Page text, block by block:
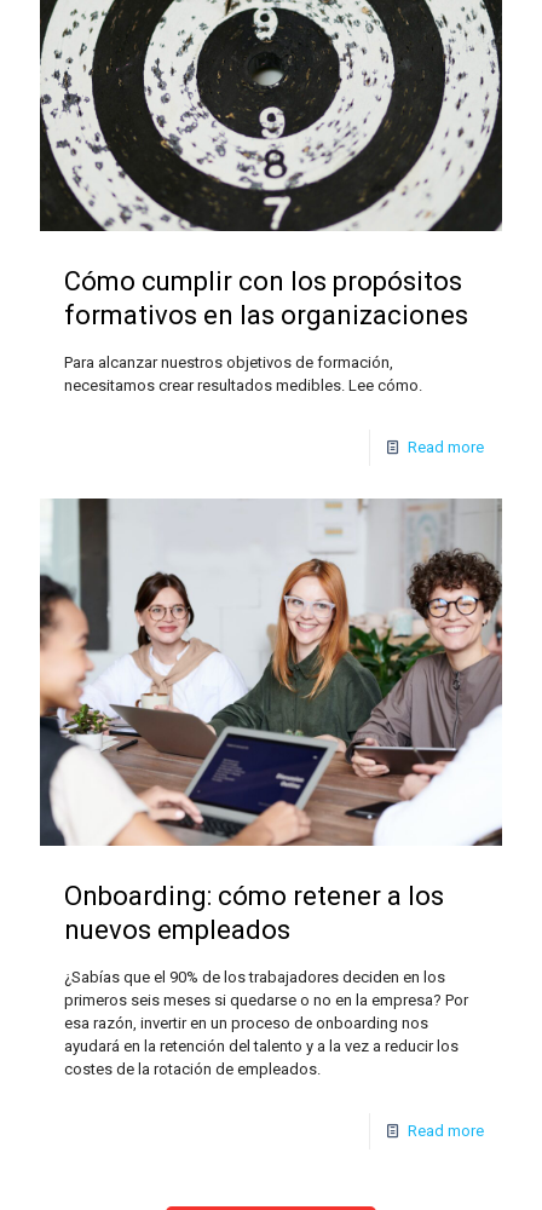
Cómo cumplir con los propósitos
formativos en las organizaciones
Para alcanzar nuestros objetivos de formación,
necesitamos crear resultados medibles. Lee cómo.
Read more
Onboarding: cómo retener a los
nuevos empleados
¿Sabías que el 90% de los trabajadores deciden en los
primeros seis meses si quedarse o no en la empresa? Por
esa razón, invertir en un proceso de onboarding nos
ayudará en la retención del talento y a la vez a reducir los
costes de la rotación de empleados.
Read more